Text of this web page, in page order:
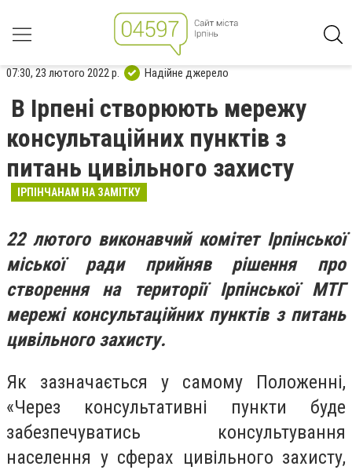
07:30, 23 лютого 2022 р. Надійне джерело
В Ірпені створюють мережу
консультаційних пунктів з
питань цивільного захисту
ІРПІНЧАНАМ НА ЗАМІТКУ
22 лютого виконавчий комітет Ірпінської
міської ради прийняв рішення про
створення на території Ірпінської МТГ
мережі консультаційних пунктів з питань
цивільного захисту.
Як зазначається у самому Положенні,
«Через консультативні пункти буде
забезпечуватись консультування
населення у сферах цивільного захисту,